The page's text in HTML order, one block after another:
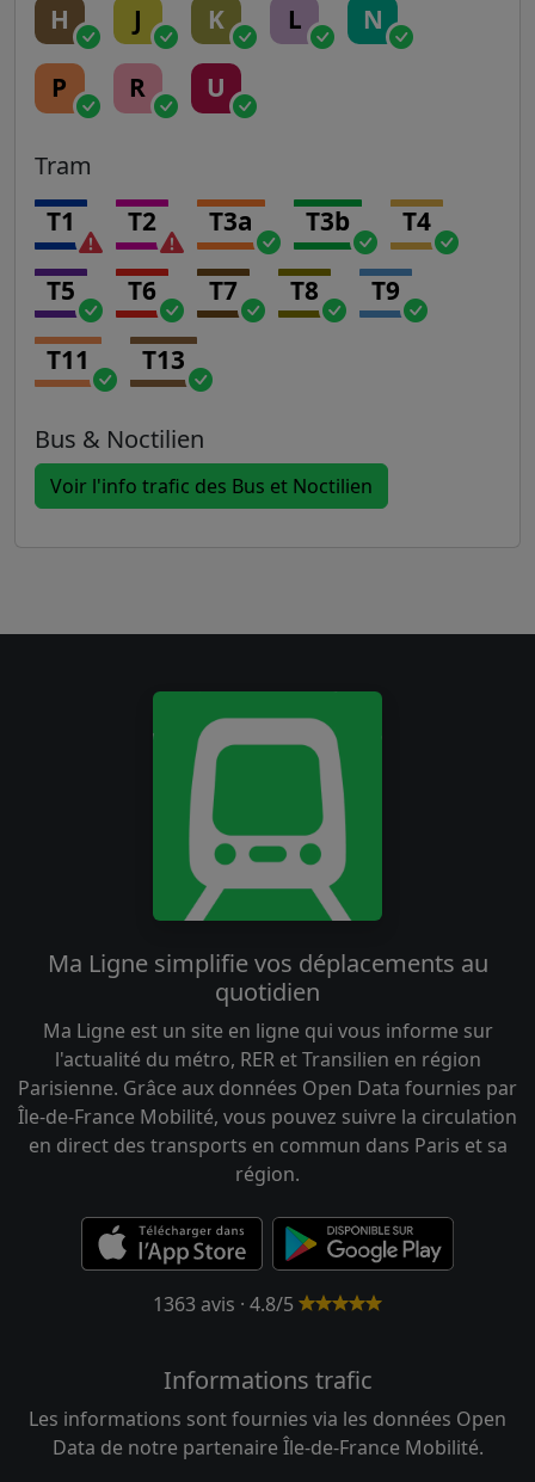
H J K L N
P R U
Tram
T1 T2 T3a T3b T4
T5 T6 T7 T8 T9
T11 T13
Bus & Noctilien
Voir l'info trafic des Bus et Noctilien
Ma Ligne simplifie vos déplacements au
quotidien
Ma Ligne est un site en ligne qui vous informe sur
l'actualité du métro, RER et Transilien en région
Parisienne. Grâce aux données Open Data fournies par
Île-de-France Mobilité, vous pouvez suivre la circulation
en direct des transports en commun dans Paris et sa
région.
1363 avis · 4.8/5
Informations trafic
Les informations sont fournies via les données Open
Data de notre partenaire Île-de-France Mobilité.